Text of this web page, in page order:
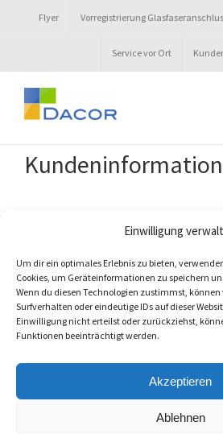
Einwilligung
Um dir ein optimales Erlebnis zu bieten,
Cookies, um Geräteinformationen zu speichern
Wenn du diesen Technologien zustimmst,
Surfverhalten oder eindeutige IDs auf dieser
Einwilligung nicht erteilst oder zurückziehst,
Funktionen beeinträchtigt werden.
Akzeptieren
Ablehnen
Flyer Vorregistrierung
Service vor Ort
Produktinformationsblätter
Datenschutz